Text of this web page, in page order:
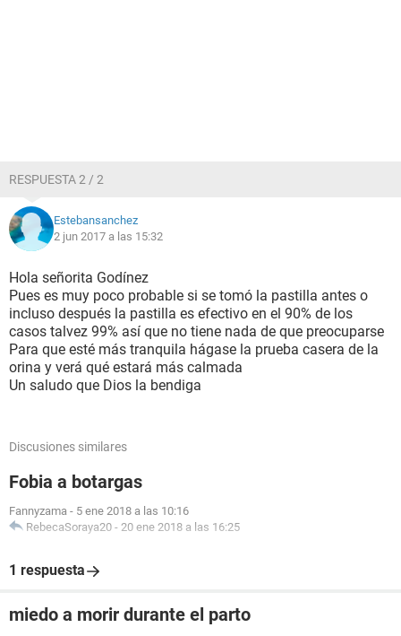
RESPUESTA 2 / 2
Estebansanchez
2 jun 2017 a las 15:32
Hola señorita Godínez
Pues es muy poco probable si se tomó la pastilla antes o
incluso después la pastilla es efectivo en el 90% de los
casos talvez 99% así que no tiene nada de que preocuparse
Para que esté más tranquila hágase la prueba casera de la
orina y verá qué estará más calmada
Un saludo que Dios la bendiga
Discusiones similares
Fobia a botargas
Fannyzama - 5 ene 2018 a las 10:16
RebecaSoraya20 - 20 ene 2018 a las 16:25
1 respuesta
miedo a morir durante el parto